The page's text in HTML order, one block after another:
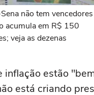
não tem
acumula em R$ 150
veja as dezenas
estão
está criando